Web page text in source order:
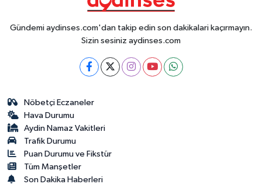
Gündemi aydinses.com'dan takip edin son dakikalari kaçırmayın.
Sizin sesiniz aydinses.com
Nöbetçi Eczaneler
Hava Durumu
Aydin Namaz Vakitleri
Trafik Durumu
Puan Durumu ve Fikstür
Tüm Manşetler
Son Dakika Haberleri